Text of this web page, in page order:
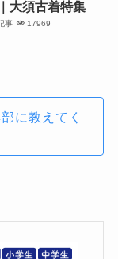
大須古着特集
事 17969
に教えてく